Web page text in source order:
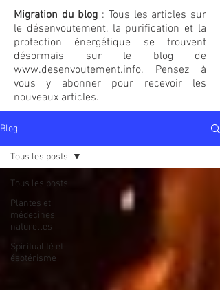
Migration du blog: Tous les articles sur
le désenvoutement, la purification et la
protection énergétique se trouvent
désormais sur leblog de
www.desenvoutement.info. Pensez à
vous y abonner pour recevoir les
nouveaux articles.
Blog
Tous les posts
Plantes et
médecines
naturelles
Spiritualité et
ésotérisme
Tous les posts